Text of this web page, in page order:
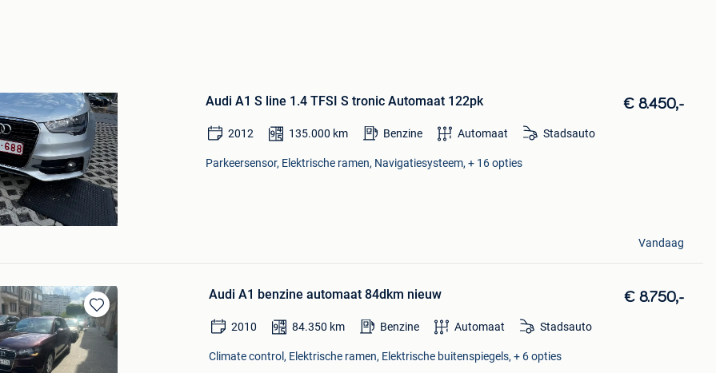
in
Mijn
Favorieten
Audi A1 S line 1.4 TFSI S tronic Automaat 122pk € 8.450,-
2012 135.000 km Benzine Automaat Stadsauto
Parkeersensor, Elektrische ramen, Navigatiesysteem, + 16 opties
Vandaag
Bewaren
in
Mijn
Favorieten
Audi A1 benzine automaat 84dkm nieuw € 8.750,-
2010 84.350 km Benzine Automaat Stadsauto
Climate control, Elektrische ramen, Elektrische buitenspiegels, + 6 opties